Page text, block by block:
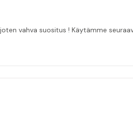
👍 Sovitut aikataulut asenuksille pitivät, joten vahva suositus !